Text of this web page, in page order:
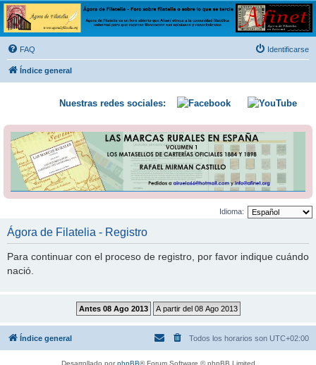
Ágora de Filatelia
Foro sobre filatelia o sobre lo que se tercie. Ágora de Filatelia es un foro abierto que Afinet
ofrece a la comunidad filatélica universal para que exprese libremente sus opiniones y
conocimientos
FAQ Identificarse
Índice general
Nuestras redes sociales:
Idioma:
Ágora de Filatelia - Registro
Para continuar con el proceso de registro, por favor indique cuándo
nació.
Índice general Todos los horarios son UTC+02:00